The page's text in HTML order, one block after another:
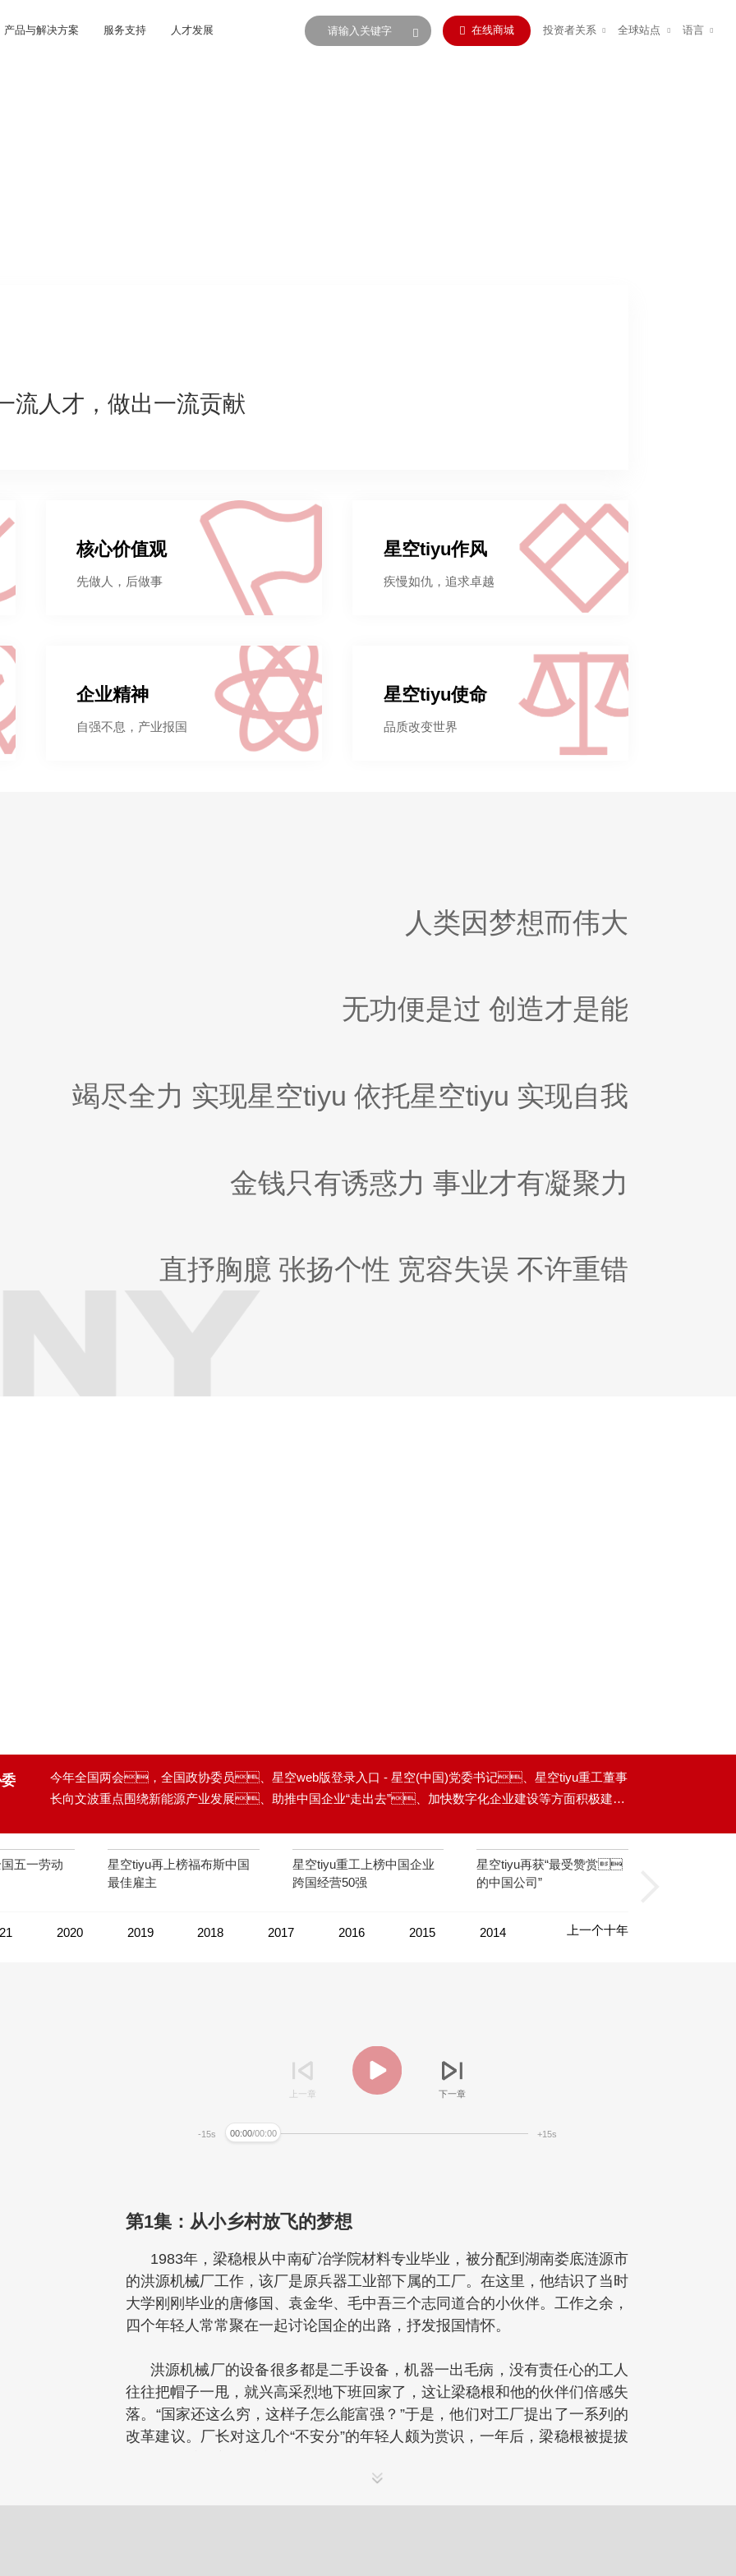
产品与解决方案 服务支持 人才发展 在线商城 投资者关系 全球站点 语言
流人才，做出一流贡献
核心价值观
先做人，后做事
星空tiyu作风
疾慢如仇，追求卓越
企业精神
自强不息，产业报国
星空tiyu使命
品质改变世界
人类因梦想而伟大
无功便是过 创造才是能
竭尽全力 实现星空tiyu 依托星空tiyu 实现自我
金钱只有诱惑力 事业才有凝聚力
直抒胸臆 张扬个性 宽容失误 不许重错
今年全国两会，全国政协委员、星空web版登录入口 - 星空(中国)党委书记、星空tiyu重工董事
长向文波重点围绕新能源产业发展、助推中国企业“走出去”、加快数字化企业建设等方面积极建言
五一劳动
星空tiyu再上榜福布斯中国
最佳雇主
星空tiyu重工上榜中国企业
跨国经营50强
星空tiyu再获“最受赞赏
的中国公司”
2020 2019 2018 2017 2016 2015 2014 2013 2012
上一个十年
上一章 下一章
-15s 00:00/00:00 +15s
第1集：从小乡村放飞的梦想
1983年，梁稳根从中南矿冶学院材料专业毕业，被分配到湖南娄底涟源市
的洪源机械厂工作，该厂是原兵器工业部下属的工厂。在这里，他结识了当时
大学刚刚毕业的唐修国、袁金华、毛中吾三个志同道合的小伙伴。工作之余，
四个年轻人常常聚在一起讨论国企的出路，抒发报国情怀。
洪源机械厂的设备很多都是二手设备，机器一出毛病，没有责任心的工人
往往把帽子一甩，就兴高采烈地下班回家了，这让梁稳根和他的伙伴们倍感失
落。“国家还这么穷，这样子怎么能富强？”于是，他们对工厂提出了一系列的
改革建议。厂长对这几个“不安分”的年轻人颇为赏识，一年后，梁稳根被提拔
然而，1985年，梁稳根等四个年轻人不顾厂领导劝说与挽留，义无反顾地